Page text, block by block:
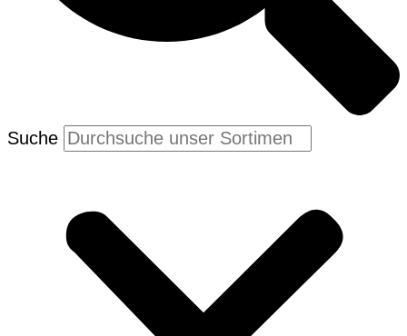
Suche